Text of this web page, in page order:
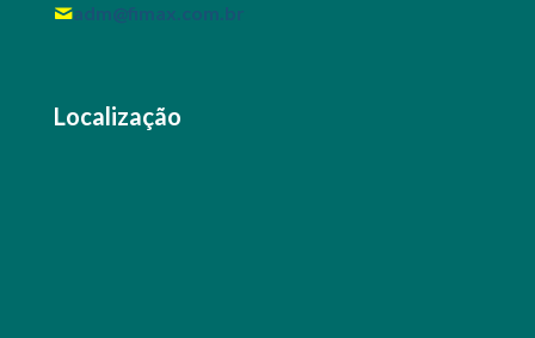
adm@fimax.com.br
Localização